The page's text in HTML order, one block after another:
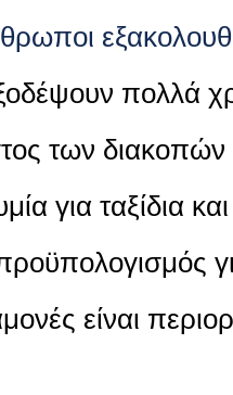
πολλά
των διακοπών
για ταξίδια
είναι